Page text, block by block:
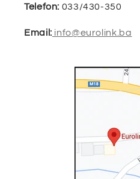
Telefon: 033/430-350
Email: info@eurolink.ba